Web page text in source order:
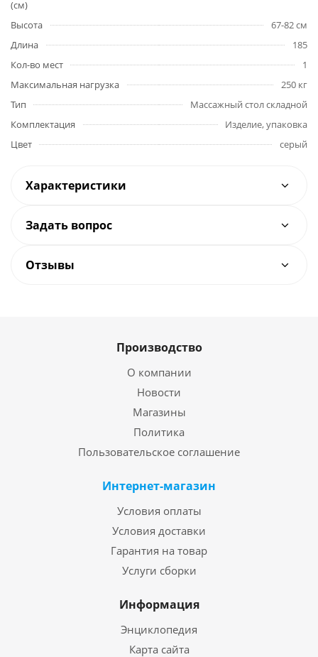
(см)
Высота
67-82 см
Длина
185
Кол-во мест
1
Максимальная нагрузка
250 кг
Тип
Массажный стол складной
Комплектация
Изделие, упаковка
Цвет
серый
Характеристики
Задать вопрос
Отзывы
Производство
О компании
Новости
Магазины
Политика
Пользовательское соглашение
Интернет-магазин
Условия оплаты
Условия доставки
Гарантия на товар
Услуги сборки
Информация
Энциклопедия
Карта сайта